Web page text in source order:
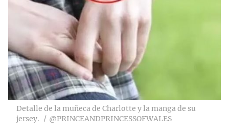
Detalle de la muñeca de Charlotte y la manga de su
jersey.
@PRINCEANDPRINCESSOFWALES